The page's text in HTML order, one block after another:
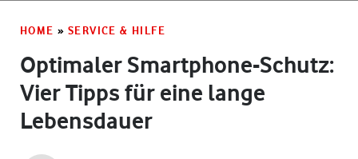
HOME » SERVICE & HILFE
Optimaler Smartphone-Schutz:
Vier Tipps für eine lange
Lebensdauer